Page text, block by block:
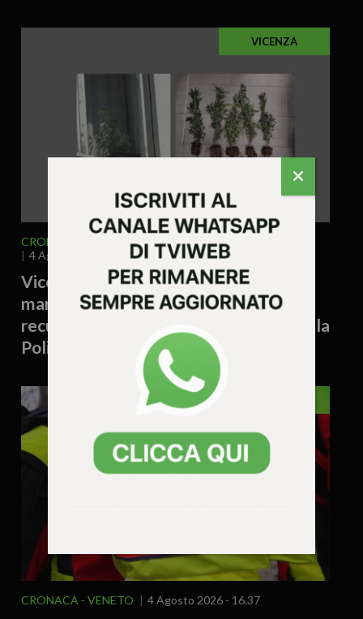
VICENZA
CRONACA
VICENZA E PROVINCIA
4 Agosto 2026 - 17.19
Vicenza – Tiene cinque piantine di
marijuana sul davanzale di casa:
recuperate dai rifiuti e sequestrate dalla
Polizia Locale
CRONACA VENETO 4 Agosto 2026 - 16.37